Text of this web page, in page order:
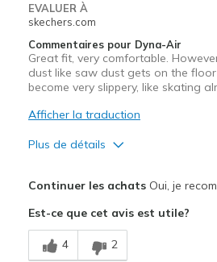
EVALUER À
skechers.com
Commentaires pour Dyna-Air
Great fit, very comfortable.
dust like saw dust gets on the
become very slippery, like skating
Afficher la traduction
Plus de détails
Width
Sizing
Continuer les achatsOui, je
Est-ce que cet avis est utile?
4 2